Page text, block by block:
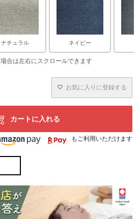
ナチュラル ネイビー
お気に入りに登録する
カートに入れる
もご利用いただけます